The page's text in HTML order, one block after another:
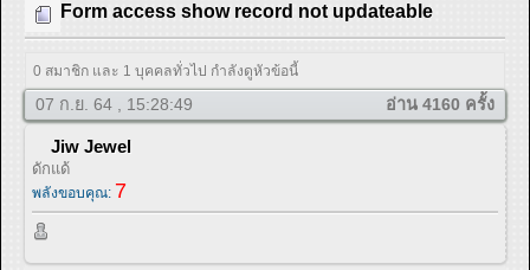
Form access show record not updateable
0 สมาชิก และ 1 บุคคลทั่วไป กำลังดูหัวข้อนี้
07 ก.ย. 64 , 15:28:49 อ่าน 4160 ครั้ง
Jiw Jewel
ดักแด้
พลังขอบคุณ: 7